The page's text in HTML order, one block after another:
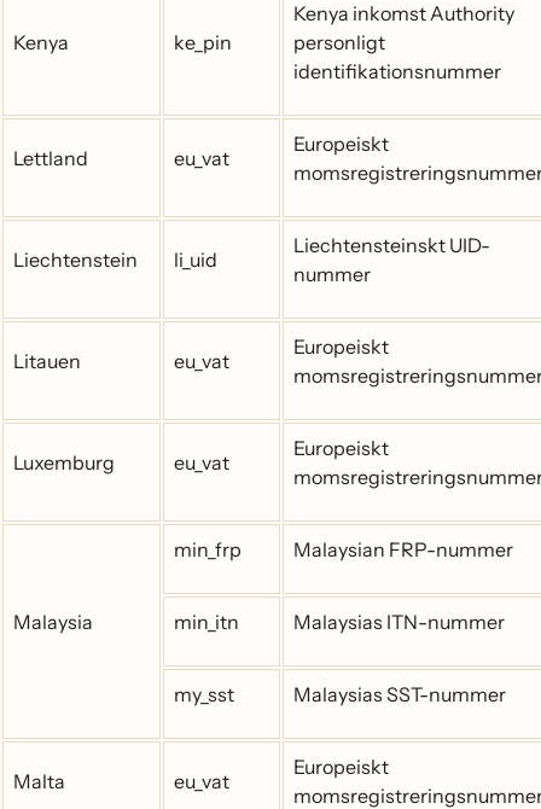
Kenya ke_pin
Kenya inkomst Authority
personligt
identifikationsnummer
Lettland eu_vat
Europeiskt
Liechtenstein li_uid
Liechtensteinskt UID-
nummer
Litauen eu_vat
Europeiskt
Luxemburg eu_vat
Europeiskt
Malaysia
min_frp Malaysian FRP-nummer
min_itn Malaysias ITN-nummer
my_sst Malaysias SST-nummer
Malta eu_vat
Europeiskt